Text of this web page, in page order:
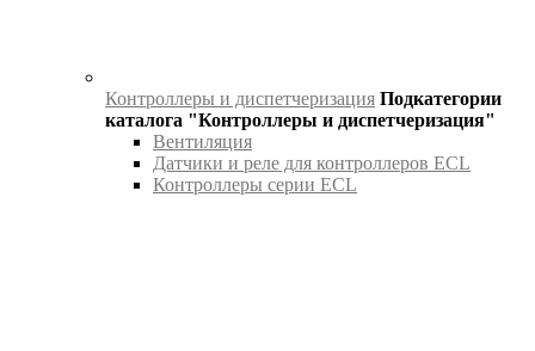
Контроллеры и диспетчеризация Подкатегории
каталога "Контроллеры и диспетчеризация"
Вентиляция
Датчики и реле для контроллеров ECL
Контроллеры серии ECL